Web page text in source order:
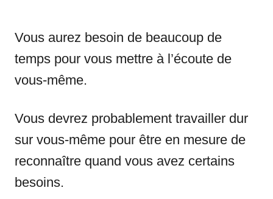
Vous aurez besoin de beaucoup de
temps pour vous mettre à l’écoute de
vous-même.
Vous devrez probablement travailler dur
sur vous-même pour être en mesure de
reconnaître quand vous avez certains
besoins.